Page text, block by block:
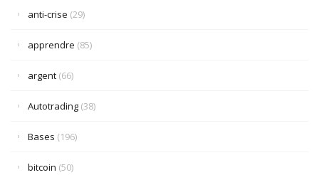
anti-crise (29)
apprendre (85)
argent (66)
Autotrading (38)
Bases (196)
bitcoin (50)